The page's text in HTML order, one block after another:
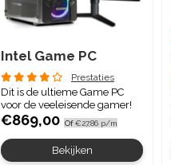
Intel Game PC
Prestaties
Dit is de ultieme Game PC
voor de veeleisende gamer!
€869,00 Of€27,86 p/m
Bekijken